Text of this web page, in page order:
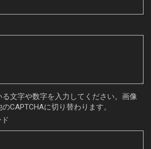
文字や数字を入力してください。画像
CAPTCHAに切り替わります。